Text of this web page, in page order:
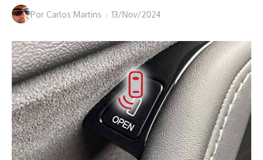
Por Carlos Martins 13/Nov/2024